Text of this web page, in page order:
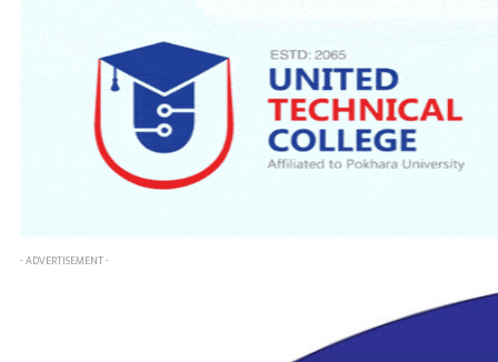
- ADVERTISEMENT -